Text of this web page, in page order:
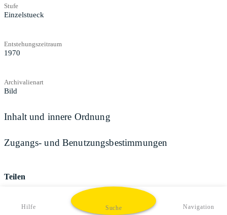
Stufe
Einzelstueck
Entstehungszeitraum
1970
Archivalienart
Bild
Inhalt und innere Ordnung
Zugangs- und Benutzungsbestimmungen
Teilen
Hilfe Suche Navigation